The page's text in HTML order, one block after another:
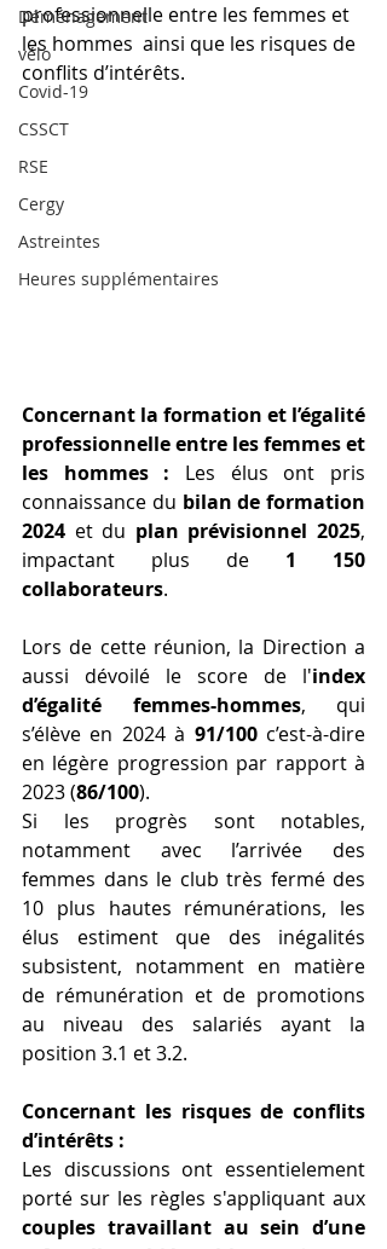
Déménagement
vélo
Covid-19
CSSCT
RSE
Cergy
Astreintes
Heures supplémentaires
professionnelle entre les femmes et
les hommes  ainsi que les risques de
conflits d’intérêts.
Concernant la formation et l’égalité
professionnelle entre les femmes et
les hommes : Les élus ont pris
connaissance du bilan de formation
2024 et du plan prévisionnel 2025,
impactant plus de 1 150
collaborateurs.
Lors de cette réunion, la Direction a
aussi dévoilé le score de l'index
d’égalité femmes-hommes, qui
s’élève en 2024 à 91/100 c’est-à-dire
en légère progression par rapport à
2023 (86/100).
Si les progrès sont notables,
notamment avec l’arrivée des
femmes dans le club très fermé des
10 plus hautes rémunérations, les
élus estiment que des inégalités
subsistent, notamment en matière
de rémunération et de promotions
au niveau des salariés ayant la
position 3.1 et 3.2.
Concernant les risques de conflits
d’intérêts :
Les discussions ont essentielement
couples travaillant au sein d’une